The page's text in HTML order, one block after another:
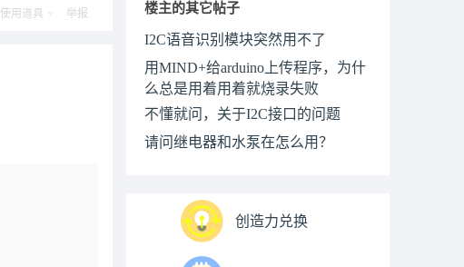
使用道具 举报 楼主的其它帖子
I2C语音识别模块突然用不了
用MIND+给arduino上传程序，为什
么总是用着用着就烧录失败
不懂就问，关于I2C接口的问题
请问继电器和水泵在怎么用？
创造力兑换